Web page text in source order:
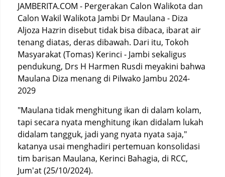
JAMBERITA.COM - Pergerakan Calon Walikota dan
Calon Wakil Walikota Jambi Dr Maulana - Diza
Aljoza Hazrin disebut tidak bisa dibaca, ibarat air
tenang diatas, deras dibawah. Dari itu, Tokoh
Masyarakat (Tomas) Kerinci - Jambi sekaligus
pendukung, Drs H Harmen Rusdi meyakini bahwa
Maulana Diza menang di Pilwako Jambu 2024-
2029
"Maulana tidak menghitung ikan di dalam kolam,
tapi secara nyata menghitung ikan didalam lukah
didalam tangguk, jadi yang nyata nyata saja,"
katanya usai menghadiri pertemuan konsolidasi
tim barisan Maulana, Kerinci Bahagia, di RCC,
Jum'at (25/10/2024).